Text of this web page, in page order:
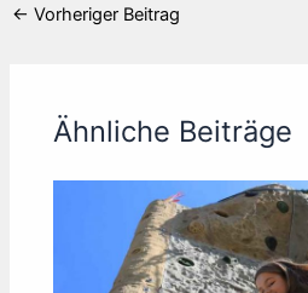
← Vorheriger Beitrag
Ähnliche Beiträge